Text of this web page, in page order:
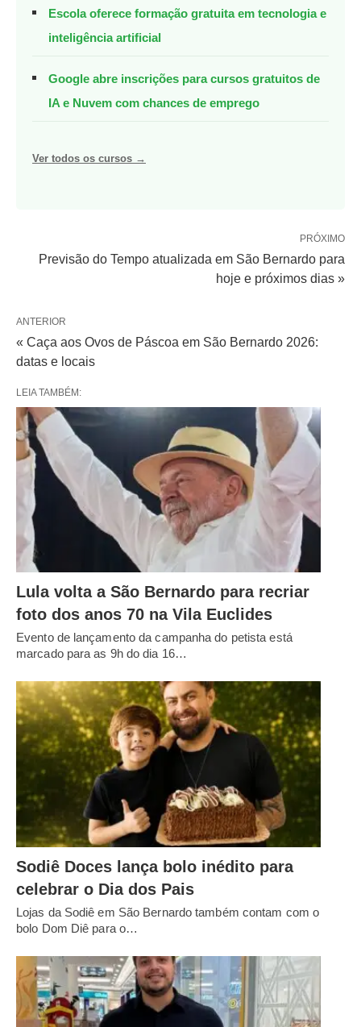
Escola oferece formação gratuita em tecnologia e
inteligência artificial
Google abre inscrições para cursos gratuitos de
IA e Nuvem com chances de emprego
Ver todos os cursos →
PRÓXIMO
Previsão do Tempo atualizada em São Bernardo para
hoje e próximos dias »
ANTERIOR
« Caça aos Ovos de Páscoa em São Bernardo 2026:
datas e locais
LEIA TAMBÉM:
Lula volta a São Bernardo para recriar
foto dos anos 70 na Vila Euclides
Evento de lançamento da campanha do petista está
marcado para as 9h do dia 16…
Sodiê Doces lança bolo inédito para
celebrar o Dia dos Pais
Lojas da Sodiê em São Bernardo também contam com o
bolo Dom Diê para o…